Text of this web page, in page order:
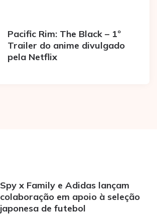
Pacific Rim: The Black – 1º
Trailer do anime divulgado
pela Netflix
Spy x Family e Adidas lançam
colaboração em apoio à seleção
japonesa de futebol